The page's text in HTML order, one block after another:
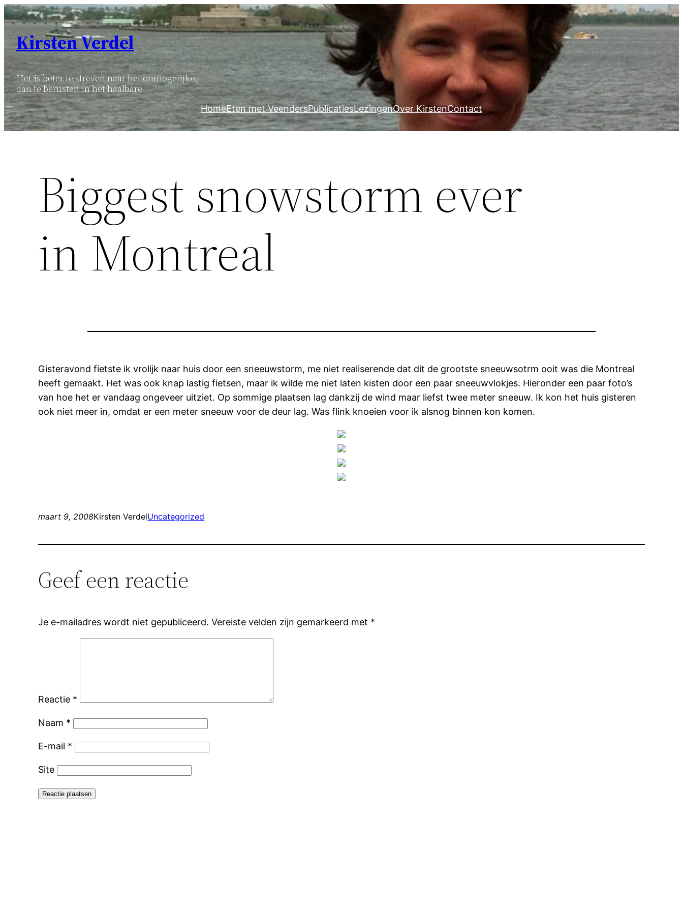
Ga
naar
inhoud
Kirsten Verdel
Het is beter te streven naar het onmogelijke,
dan te berusten in het haalbare
HomeEten met VeendersPublicatiesLezingenOver KirstenContact
Biggest snowstorm ever
in Montreal
Gisteravond fietste ik vrolijk naar huis door een sneeuwstorm, me niet realiserende dat dit de grootste sneeuwsotrm ooit was die Montreal
heeft gemaakt. Het was ook knap lastig fietsen, maar ik wilde me niet laten kisten door een paar sneeuwvlokjes. Hieronder een paar foto’s
van hoe het er vandaag ongeveer uitziet. Op sommige plaatsen lag dankzij de wind maar liefst twee meter sneeuw. Ik kon het huis gisteren
ook niet meer in, omdat er een meter sneeuw voor de deur lag. Was flink knoeien voor ik alsnog binnen kon komen.
maart 9, 2008Kirsten VerdelUncategorized
Geef een reactie
Je e-mailadres wordt niet gepubliceerd. Vereiste velden zijn gemarkeerd met *
Reactie *
Naam *
E-mail *
Site